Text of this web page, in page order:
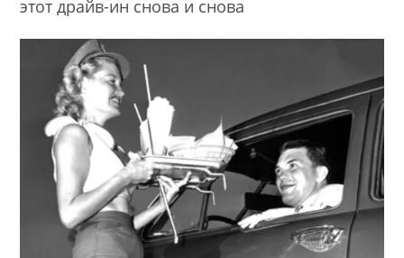
этот драйв-ин снова и снова